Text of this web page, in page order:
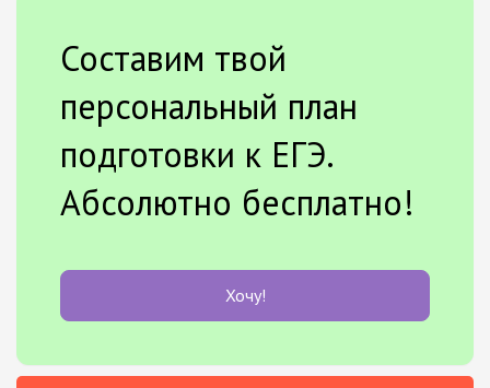
Составим твой
персональный план
подготовки к ЕГЭ.
Абсолютно бесплатно!
Хочу!